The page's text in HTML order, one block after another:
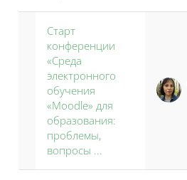
Старт
конференции
«Среда
электронного
обучения
«Moodle» для
образования:
проблемы,
вопросы ...